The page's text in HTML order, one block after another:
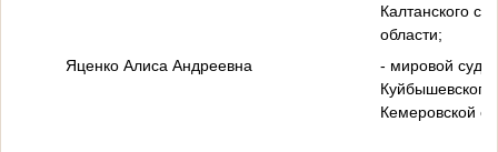
Калтанского
области;
Яценко Алиса Андреевна
- мировой
Куйбышевского
Кемеровской